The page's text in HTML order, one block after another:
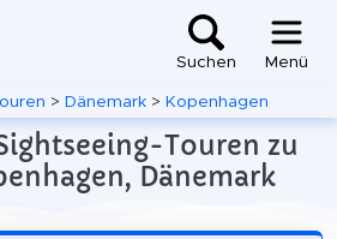
Suchen Menü
> Dänemark > Kopenhagen
Touren zu
Dänemark